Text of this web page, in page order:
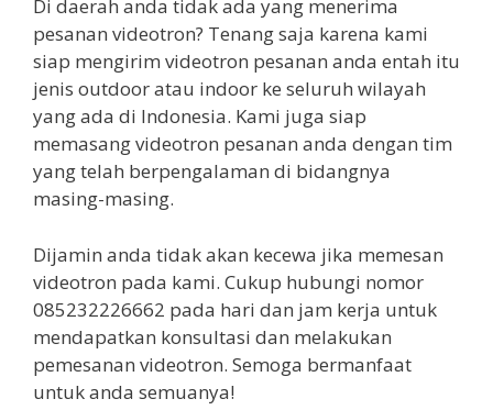
Di daerah anda tidak ada yang menerima
pesanan videotron? Tenang saja karena kami
siap mengirim videotron pesanan anda entah itu
jenis outdoor atau indoor ke seluruh wilayah
yang ada di Indonesia. Kami juga siap
memasang videotron pesanan anda dengan tim
yang telah berpengalaman di bidangnya
masing-masing.
Dijamin anda tidak akan kecewa jika memesan
videotron pada kami. Cukup hubungi nomor
085232226662 pada hari dan jam kerja untuk
mendapatkan konsultasi dan melakukan
pemesanan videotron. Semoga bermanfaat
untuk anda semuanya!